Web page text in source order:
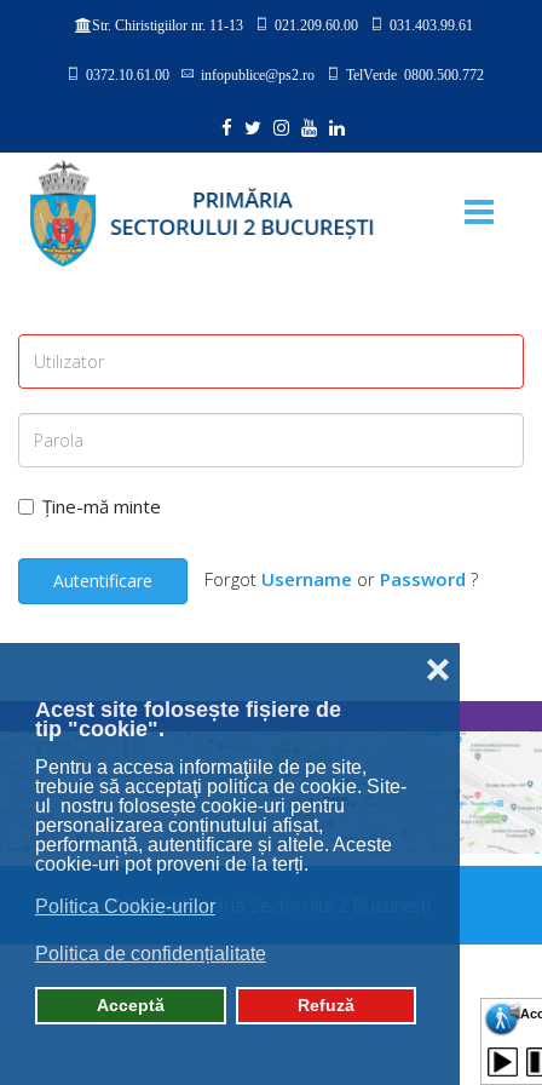
Acest site folosește fișiere de
tip "cookie".
Pentru a accesa informaţiile de pe site,
trebuie să acceptaţi politica de cookie. Site-
ul nostru folosește cookie-uri pentru
personalizarea conținutului afișat,
performanță, autentificare și altele. Aceste
cookie-uri pot proveni de la terți.
Politica Cookie-urilor
Politica de confidențialitate
Acceptă Refuză
❌
Str. Chiristigiilor nr. 11-13 021.209.60.00 031.403.99.61
0372.10.61.00 infopublice@ps2.ro TelVerde 0800.500.772
Ține-mă minte
Autentificare Forgot Username or Password ?
© 2026 Primăria Sectorului 2 București.